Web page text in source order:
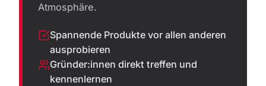
Atmosphäre.
Spannende Produkte vor allen anderen
ausprobieren
Gründer:innen direkt treffen und
kennenlernen